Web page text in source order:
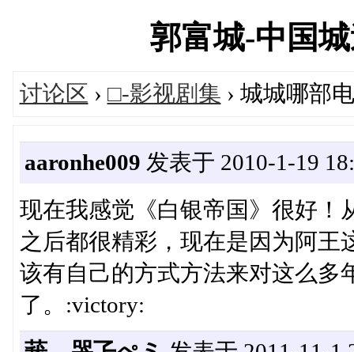
郭富城-中国
讨论区 › □-影视剧集 › 城城哪部
aaronhe009 发表于 2010-1-19
现在我感觉《白银帝国》很好！
之后都很精彩，现在是因为阿王
该有自己的方式方法来对这么多
了。:victory: